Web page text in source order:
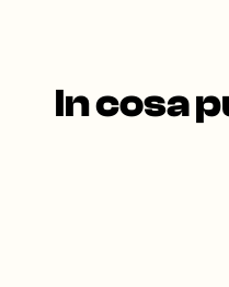
In cosa